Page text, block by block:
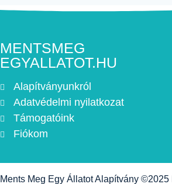
MENTSMEG
EGYALLATOT.HU
Alapítványunkról
Adatvédelmi nyilatkozat
Támogatóink
Fiókom
Ments Meg Egy Állatot Alapítvány